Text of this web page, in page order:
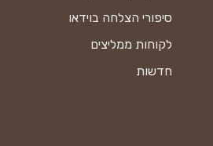
סיפורי הצלחה בוידאו
לקוחות ממליצים
חדשות